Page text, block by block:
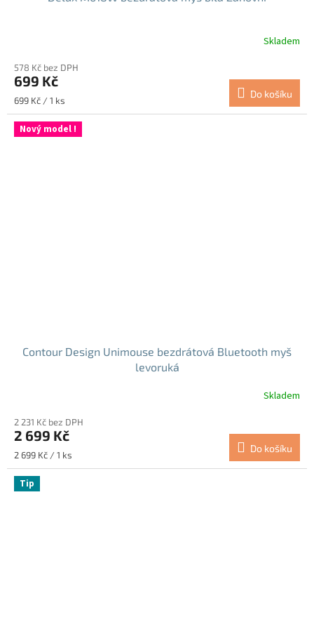
Skladem
578 Kč bez DPH
699 Kč
Měrná
cena:
699 Kč / 1 ks
Do košíku
Nový model !
Contour Design Unimouse bezdrátová Bluetooth myš
levoruká
Skladem
2 231 Kč bez DPH
2 699 Kč
Měrná
cena:
2 699 Kč / 1 ks
Do košíku
Tip